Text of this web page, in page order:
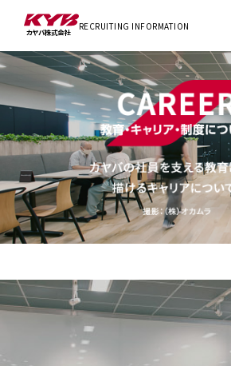
カヤバ株式会社
RECRUITING INFORMATION